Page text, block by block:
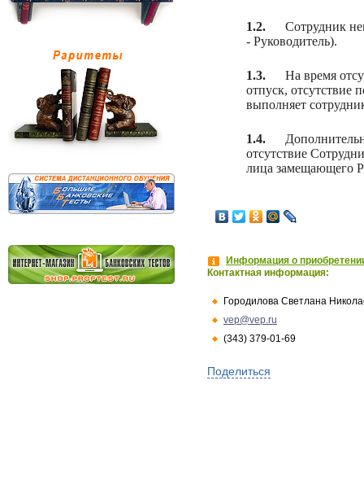
1.2.
Сотрудник
- Руководитель).
1.3.
На время
отпуск, отсутствие
выполняет
1.4.
отсутствие
лица замещающего
Информация о
Контактная информация:
Городилова Светлана
vep@vep.ru
(343) 379-01-69
Поделиться